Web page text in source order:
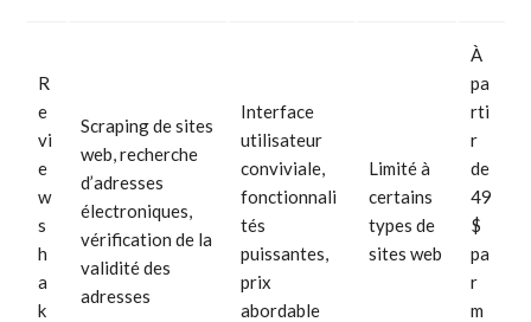
R
e
vi
e
w
s
h
a
k
Scraping de sites
web, recherche
d’adresses
électroniques,
vérification de la
validité des
adresses
Interface
utilisateur
conviviale,
fonctionnali
tés
puissantes,
prix
abordable
Limité à
certains
types de
sites web
À
pa
rti
r
de
49
$
pa
r
m